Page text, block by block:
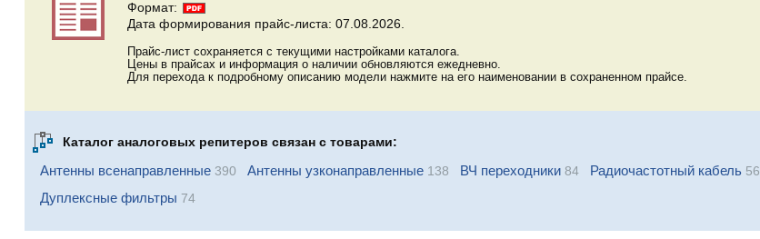
Формат:
Дата формирования прайс-листа: 07.08.2026.
Прайс-лист сохраняется с текущими настройками каталога.
Цены в прайсах и информация о наличии обновляются ежедневно.
Для перехода к подробному описанию модели нажмите на его наименовании в сохраненном прайсе.
Каталог аналоговых репитеров связан с товарами:
Антенны всенаправленные390 Антенны узконаправленные138 ВЧ переходники84 Радиочастотный кабель56
Дуплексные фильтры 74